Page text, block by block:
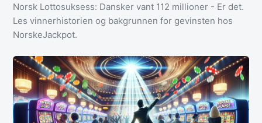
Norsk Lottosuksess: Dansker vant 112 millioner - Er det.
Les vinnerhistorien og bakgrunnen for gevinsten hos
NorskeJackpot.